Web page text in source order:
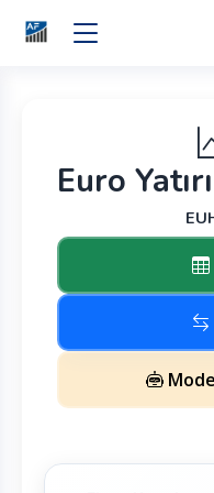
Euro